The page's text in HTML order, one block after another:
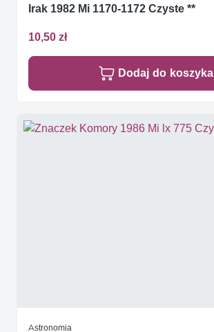
Irak 1982 Mi 1170-1172 Czyste **
10,50 zł
Dodaj do koszyka
Astronomia